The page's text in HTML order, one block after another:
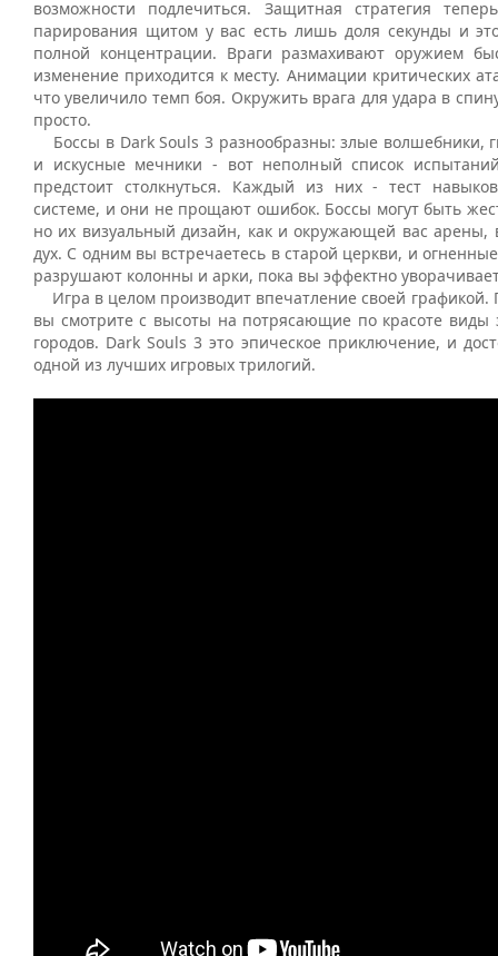
возможности подлечиться. Защитная стратегия
парирования щитом у вас есть лишь доля секунды и
полной концентрации. Враги размахивают оружием
изменение приходится к месту. Анимации критических
что увеличило темп боя. Окружить врага для удара в
просто.
Боссы в Dark Souls 3 разнообразны: злые волшебники,
и искусные мечники - вот неполный список
предстоит столкнуться. Каждый из них - тест
системе, и они не прощают ошибок. Боссы могут быть
но их визуальный дизайн, как и окружающей вас арены,
дух. С одним вы встречаетесь в старой церкви, и
разрушают колонны и арки, пока вы эффектно
Игра в целом производит впечатление своей графикой.
вы смотрите с высоты на потрясающие по красоте виды
городов. Dark Souls 3 это эпическое приключение, и
одной из лучших игровых трилогий.